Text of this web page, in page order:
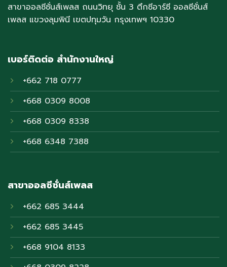
สาขาออลซีซั่นส์เพลส ถนนวิทยุ ชั้น 3 ตึกซีอาร์ซี ออลซีซั่นส์
เพลส แขวงลุมพินี เขตปทุมวัน กรุงเทพฯ 10330
เบอร์ติดต่อ สำนักงานใหญ่
+662 718 0777
+668 0309 8008
+668 0309 8338
+668 6348 7388
สาขาออลซีซั่นส์เพลส
+662 685 3444
+662 685 3445
+668 9104 8133